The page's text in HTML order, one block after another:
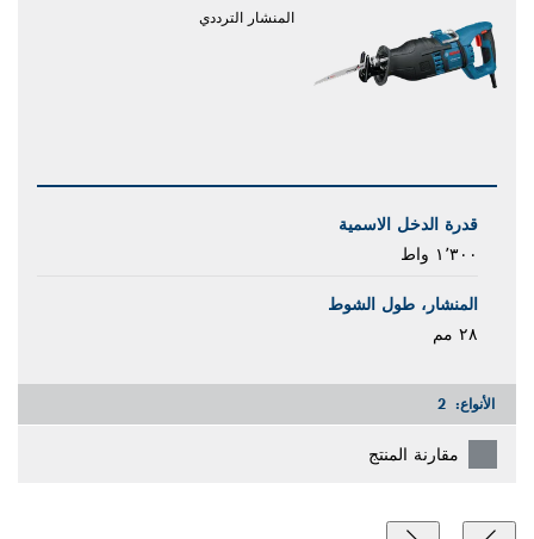
المنشار الترددي
قدرة الدخل الاسمية
١٬٣٠٠ واط
المنشار، طول الشوط
٢٨ مم
الأنواع: 2
مقارنة المنتج